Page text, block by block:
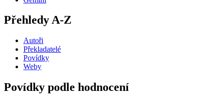
Přehledy A-Z
Autoři
Překladatelé
Povídky
Weby
Povídky podle hodnocení